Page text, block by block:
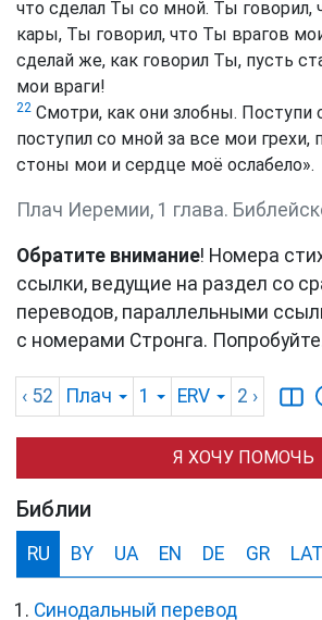
что сделал Ты со мной. Ты говорил,
кары, Ты говорил, что Ты врагов
сделай же, как говорил Ты, пусть
мои враги!
22 Смотри, как они злобны. Поступи
поступил со мной за все мои грехи,
стоны мои и сердце моё ослабело».
Плач Иеремии, 1 глава.
Обратите внимание! Номера
ссылки, ведущие на раздел со
переводов, параллельными
с номерами Стронга.
‹ 52 Плач 1 ERV 2 ›
Я ХОЧУ ПОМОЧЬ
Библии
RU BY UA EN DE GR LAT
Синодальный перевод